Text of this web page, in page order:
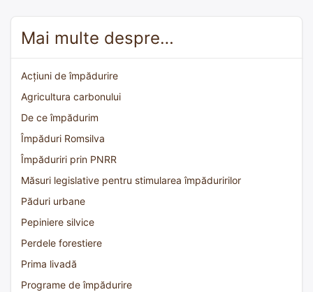
Mai multe despre…
Acțiuni de împădurire
Agricultura carbonului
De ce împădurim
Împăduri Romsilva
Împăduriri prin PNRR
Măsuri legislative pentru stimularea împăduririlor
Păduri urbane
Pepiniere silvice
Perdele forestiere
Prima livadă
Programe de împădurire